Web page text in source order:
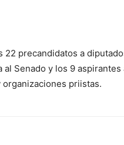
22 precandidatos a
al Senado y los 9
priistas.